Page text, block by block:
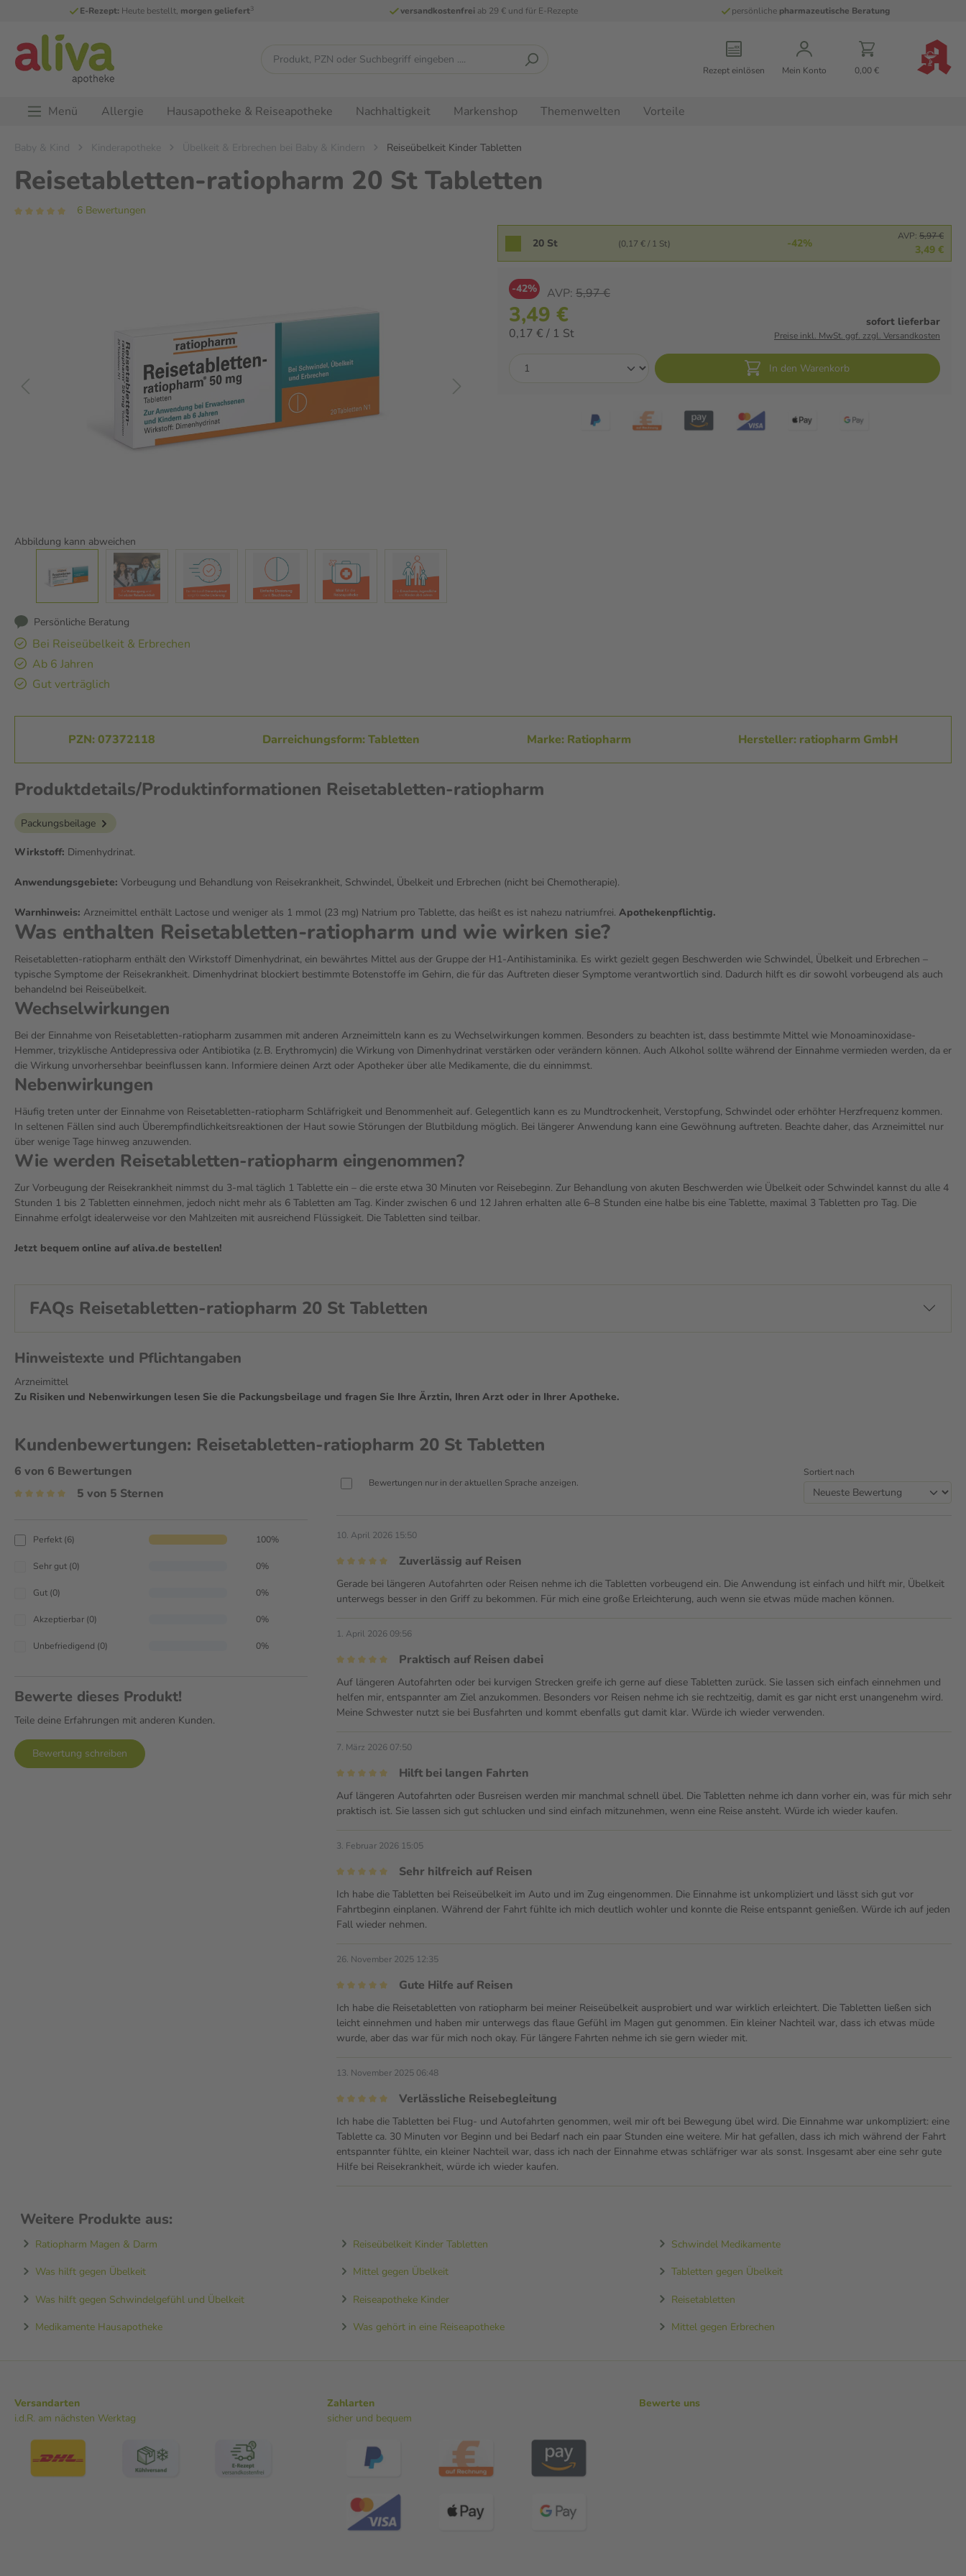
E-Rezept: Heute bestellt, morgen geliefert3 versandkostenfreiab 29 € und für E-Rezepte persönliche pharmazeutische Beratung
Rezept einlösen Mein Konto 0,00 €
Menü Allergie Hausapotheke & Reiseapotheke Nachhaltigkeit Markenshop Themenwelten Vorteile
Baby & Kind Kinderapotheke Übelkeit & Erbrechen bei Baby & Kindern Reiseübelkeit Kinder Tabletten
Reisetabletten-ratiopharm 20 St Tabletten
6 Bewertungen
Abbildung kann abweichen
Persönliche Beratung
Bei Reiseübelkeit & Erbrechen
Ab 6 Jahren
Gut verträglich
20 St (0,17 € / 1 St) -42%
AVP: 5,97 €
3,49 €
-42% AVP: 5,97 €
3,49 €
0,17 € / 1 St
sofort lieferbar
Preise inkl. MwSt. ggf. zzgl. Versandkosten
In den Warenkorb
PZN: 07372118 Darreichungsform: Tabletten Marke: Ratiopharm Hersteller: ratiopharm GmbH
Produktdetails/Produktinformationen Reisetabletten-ratiopharm
Packungsbeilage
Wirkstoff: Dimenhydrinat.
Anwendungsgebiete: Vorbeugung und Behandlung von Reisekrankheit, Schwindel, Übelkeit und Erbrechen (nicht bei Chemotherapie).
Warnhinweis: Arzneimittel enthält Lactose und weniger als 1 mmol (23 mg) Natrium pro Tablette, das heißt es ist nahezu natriumfrei. Apothekenpflichtig.
Was enthalten Reisetabletten-ratiopharm und wie wirken sie?
Reisetabletten-ratiopharm enthält den Wirkstoff Dimenhydrinat, ein bewährtes Mittel aus der Gruppe der H1-Antihistaminika. Es wirkt gezielt gegen Beschwerden wie Schwindel, Übelkeit und Erbrechen –
typische Symptome der Reisekrankheit. Dimenhydrinat blockiert bestimmte Botenstoffe im Gehirn, die für das Auftreten dieser Symptome verantwortlich sind. Dadurch hilft es dir sowohl vorbeugend als auch
behandelnd bei Reiseübelkeit.
Wechselwirkungen
Bei der Einnahme von Reisetabletten-ratiopharm zusammen mit anderen Arzneimitteln kann es zu Wechselwirkungen kommen. Besonders zu beachten ist, dass bestimmte Mittel wie Monoaminoxidase-
Hemmer, trizyklische Antidepressiva oder Antibiotika (z. B. Erythromycin) die Wirkung von Dimenhydrinat verstärken oder verändern können. Auch Alkohol sollte während der Einnahme vermieden werden, da er
die Wirkung unvorhersehbar beeinflussen kann. Informiere deinen Arzt oder Apotheker über alle Medikamente, die du einnimmst.
Nebenwirkungen
Häufig treten unter der Einnahme von Reisetabletten-ratiopharm Schläfrigkeit und Benommenheit auf. Gelegentlich kann es zu Mundtrockenheit, Verstopfung, Schwindel oder erhöhter Herzfrequenz kommen.
In seltenen Fällen sind auch Überempfindlichkeitsreaktionen der Haut sowie Störungen der Blutbildung möglich. Bei längerer Anwendung kann eine Gewöhnung auftreten. Beachte daher, das Arzneimittel nur
über wenige Tage hinweg anzuwenden.
Wie werden Reisetabletten-ratiopharm eingenommen?
Zur Vorbeugung der Reisekrankheit nimmst du 3-mal täglich 1 Tablette ein – die erste etwa 30 Minuten vor Reisebeginn. Zur Behandlung von akuten Beschwerden wie Übelkeit oder Schwindel kannst du alle 4
Stunden 1 bis 2 Tabletten einnehmen, jedoch nicht mehr als 6 Tabletten am Tag. Kinder zwischen 6 und 12 Jahren erhalten alle 6–8 Stunden eine halbe bis eine Tablette, maximal 3 Tabletten pro Tag. Die
Einnahme erfolgt idealerweise vor den Mahlzeiten mit ausreichend Flüssigkeit. Die Tabletten sind teilbar.
Jetzt bequem online auf aliva.de bestellen!
FAQs Reisetabletten-ratiopharm 20 St Tabletten
Hinweistexte und Pflichtangaben
Arzneimittel
Zu Risiken und Nebenwirkungen lesen Sie die Packungsbeilage und fragen Sie Ihre Ärztin, Ihren Arzt oder in Ihrer Apotheke.
Kundenbewertungen: Reisetabletten-ratiopharm 20 St Tabletten
6 von 6 Bewertungen
5 von 5 Sternen
Perfekt (6) 100%
Sehr gut (0) 0%
Gut (0) 0%
Akzeptierbar (0) 0%
Unbefriedigend (0) 0%
Bewerte dieses Produkt!
Teile deine Erfahrungen mit anderen Kunden.
Bewertung schreiben
Bewertungen nur in der aktuellen Sprache anzeigen.
Sortiert nach
10. April 2026 15:50
Zuverlässig auf Reisen
Gerade bei längeren Autofahrten oder Reisen nehme ich die Tabletten vorbeugend ein. Die Anwendung ist einfach und hilft mir, Übelkeit
unterwegs besser in den Griff zu bekommen. Für mich eine große Erleichterung, auch wenn sie etwas müde machen können.
1. April 2026 09:56
Praktisch auf Reisen dabei
Auf längeren Autofahrten oder bei kurvigen Strecken greife ich gerne auf diese Tabletten zurück. Sie lassen sich einfach einnehmen und
helfen mir, entspannter am Ziel anzukommen. Besonders vor Reisen nehme ich sie rechtzeitig, damit es gar nicht erst unangenehm wird.
Meine Schwester nutzt sie bei Busfahrten und kommt ebenfalls gut damit klar. Würde ich wieder verwenden.
7. März 2026 07:50
Hilft bei langen Fahrten
Auf längeren Autofahrten oder Busreisen werden mir manchmal schnell übel. Die Tabletten nehme ich dann vorher ein, was für mich sehr
praktisch ist. Sie lassen sich gut schlucken und sind einfach mitzunehmen, wenn eine Reise ansteht. Würde ich wieder kaufen.
3. Februar 2026 15:05
Sehr hilfreich auf Reisen
Ich habe die Tabletten bei Reiseübelkeit im Auto und im Zug eingenommen. Die Einnahme ist unkompliziert und lässt sich gut vor
Fahrtbeginn einplanen. Während der Fahrt fühlte ich mich deutlich wohler und konnte die Reise entspannt genießen. Würde ich auf jeden
Fall wieder nehmen.
26. November 2025 12:35
Gute Hilfe auf Reisen
Ich habe die Reisetabletten von ratiopharm bei meiner Reiseübelkeit ausprobiert und war wirklich erleichtert. Die Tabletten ließen sich
leicht einnehmen und haben mir unterwegs das flaue Gefühl im Magen gut genommen. Ein kleiner Nachteil war, dass ich etwas müde
wurde, aber das war für mich noch okay. Für längere Fahrten nehme ich sie gern wieder mit.
13. November 2025 06:48
Verlässliche Reisebegleitung
Ich habe die Tabletten bei Flug- und Autofahrten genommen, weil mir oft bei Bewegung übel wird. Die Einnahme war unkompliziert: eine
Tablette ca. 30 Minuten vor Beginn und bei Bedarf nach ein paar Stunden eine weitere. Mir hat gefallen, dass ich mich während der Fahrt
entspannter fühlte, ein kleiner Nachteil war, dass ich nach der Einnahme etwas schläfriger war als sonst. Insgesamt aber eine sehr gute
Hilfe bei Reisekrankheit, würde ich wieder kaufen.
Weitere Produkte aus:
Ratiopharm Magen & Darm Reiseübelkeit Kinder Tabletten Schwindel Medikamente
Was hilft gegen Übelkeit Mittel gegen Übelkeit Tabletten gegen Übelkeit
Was hilft gegen Schwindelgefühl und Übelkeit Reiseapotheke Kinder Reisetabletten
Medikamente Hausapotheke Was gehört in eine Reiseapotheke Mittel gegen Erbrechen
Versandarten
i.d.R. am nächsten Werktag
Zahlarten
sicher und bequem
Bewerte uns